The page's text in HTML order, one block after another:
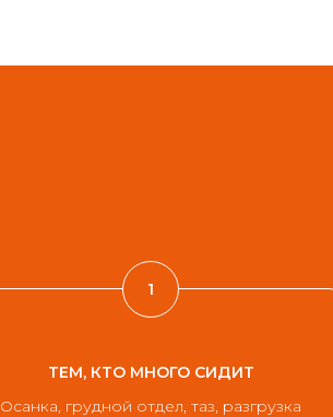
ТЕМ, КТО МНОГО СИДИТ
Осанка, грудной отдел, таз, разгрузка